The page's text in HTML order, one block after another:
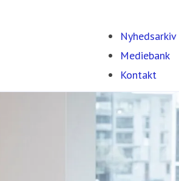
Nyhedsarkiv
Mediebank
Kontakt